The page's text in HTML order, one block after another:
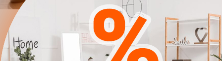
Garnitúra típusa: Tv
állvánnyal || Garnitúra
típusa: További kapcsolódó
termékekkel || Garnitúra